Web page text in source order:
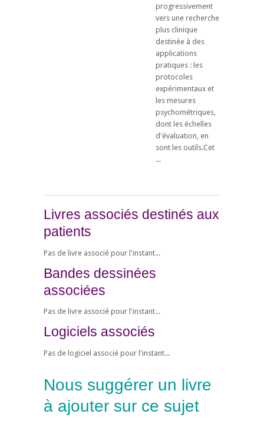
progressivement
vers une recherche
plus clinique
destinée à des
applications
pratiques : les
protocoles
expérimentaux et
les mesures
psychométriques,
dont les échelles
d'évaluation, en
sont les outils.Cet
...
Livres associés destinés aux
patients
Pas de livre associé pour l'instant...
Bandes dessinées
associées
Pas de livre associé pour l'instant...
Logiciels associés
Pas de logiciel associé pour l'instant...
Nous suggérer un livre
à ajouter sur ce sujet